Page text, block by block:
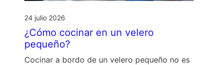
24 julio 2026
¿Cómo cocinar en un velero
pequeño?
Cocinar a bordo de un velero pequeño no es